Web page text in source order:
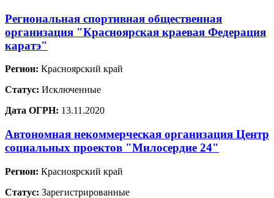
Региональная спортивная общественная
организация "Красноярская краевая Федерация
каратэ"
Регион: Красноярский край
Статус: Исключенные
Дата ОГРН: 13.11.2020
Автономная некоммерческая организация Центр
социальных проектов "Милосердие 24"
Регион: Красноярский край
Статус: Зарегистрированные